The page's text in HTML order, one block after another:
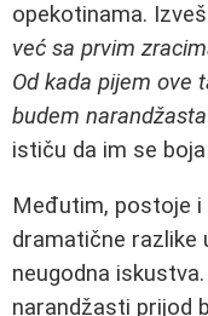
opekotinama.
već sa prvim
Od kada pijem ove
budem
ističu da im se
Međutim, postoje
dramatične razlike
neugodna
narandžasti prijod